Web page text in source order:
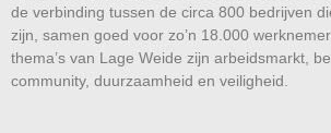
de verbinding tussen de circa 800 bedrijven
zijn, samen goed voor zo’n 18.000
thema’s van Lage Weide zijn arbeidsmarkt,
community, duurzaamheid en veiligheid.